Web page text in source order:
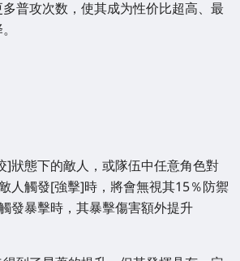
普攻次数，使其成为性价比超高、最
]狀態下的敵人，或隊伍中任意角色對
人觸發[強擊]時，將會無視其15％防禦
發暴擊時，其暴擊傷害額外提升